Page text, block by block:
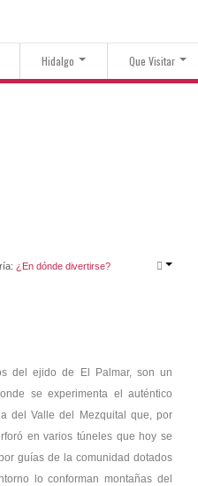
Hidalgo Que Visitar
¿En dónde divertirse?
del ejido de El Palmar, son un
se experimenta el auténtico
del Valle del Mezquital que, por
en varios túneles que hoy se
guías de la comunidad dotados
lo conforman montañas del